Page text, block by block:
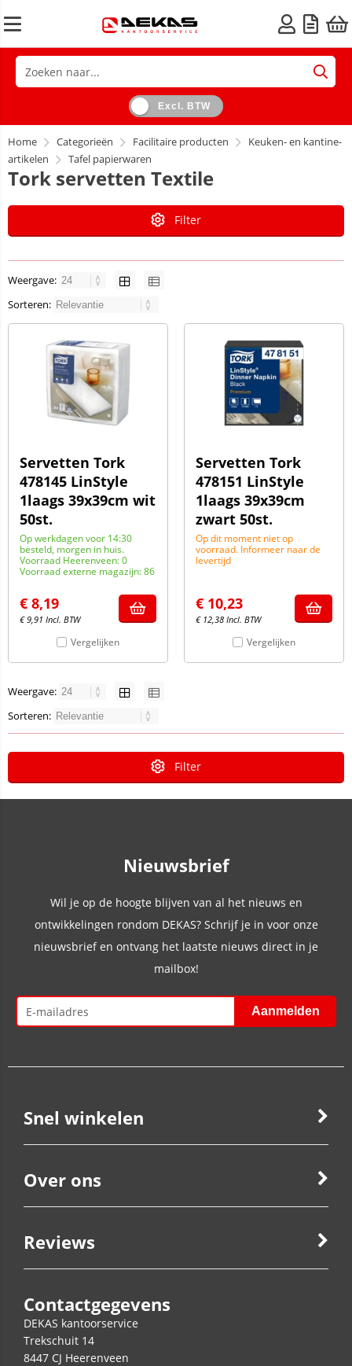
Excl. BTW
Home Categorieën Facilitaire producten
Keuken- en kantine-
artikelen
Tafel papierwaren
Tork servetten Textile
Filter
Weergave:
Sorteren:
Servetten Tork
478145 LinStyle
1laags 39x39cm wit
50st.
Op werkdagen voor 14:30
besteld, morgen in huis.
Voorraad Heerenveen: 0
Voorraad externe magazijn: 86
€ 8,19
€9,91 Incl. BTW
Vergelijken
Servetten Tork
478151 LinStyle
1laags 39x39cm
zwart 50st.
Op dit moment niet op
voorraad. Informeer naar de
levertijd
€ 10,23
€ 12,38 Incl. BTW
Vergelijken
Weergave:
Sorteren:
Filter
Nieuwsbrief
Wil je op de hoogte blijven van al het nieuws en
ontwikkelingen rondom DEKAS? Schrijf je in voor onze
nieuwsbrief en ontvang het laatste nieuws direct in je
mailbox!
Snel winkelen
Over ons
Reviews
Contactgegevens
DEKAS kantoorservice
Trekschuit 14
8447 CJ Heerenveen